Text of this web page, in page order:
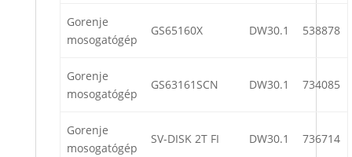
Gorenje
mosogatógép
GS65160X DW30.1 538878
Gorenje
mosogatógép
GS63161SCN DW30.1 734085
Gorenje
mosogatógép
SV-DISK 2T FI DW30.1 736714